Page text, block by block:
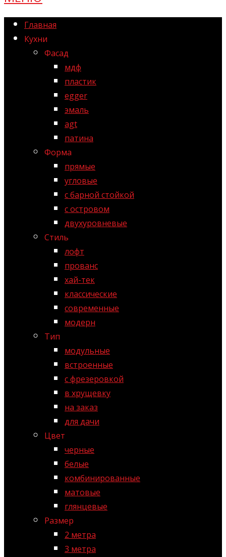
Главная
Кухни
Фасад
мдф
пластик
egger
эмаль
agt
патина
Форма
прямые
угловые
с барной стойкой
с островом
двухуровневые
Стиль
лофт
прованс
хай-тек
классические
современные
модерн
Тип
модульные
встроенные
с фрезеровкой
в хрущевку
на заказ
для дачи
Цвет
черные
белые
комбинированные
матовые
глянцевые
Размер
2 метра
3 метра